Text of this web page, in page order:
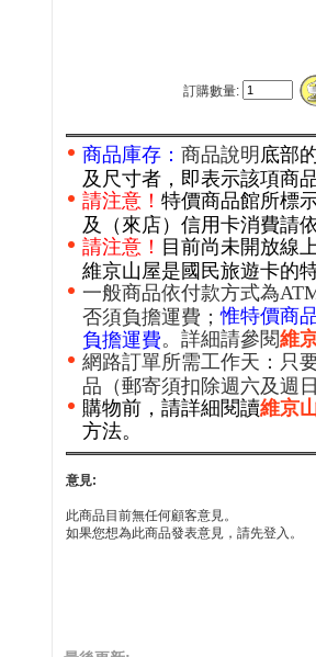
訂購數量:
商品庫存： 商品說明 底部
及尺寸者，即表示該項商
請注意！ 特價商品館所標
及（來店）信用卡消費請
請注意！ 目前尚未開放線
維京山屋是國民旅遊卡的
一般商品依付款方式為
否須負擔運費；惟特價商
負擔運費。詳細請參閱維
網路訂單所需工作天：只
品（郵寄須扣除週六及週
購物前，請詳細閱讀維京
方法。
意見:
此商品目前無任何顧客意見。
如果您想為此商品發表意見，請先登入。